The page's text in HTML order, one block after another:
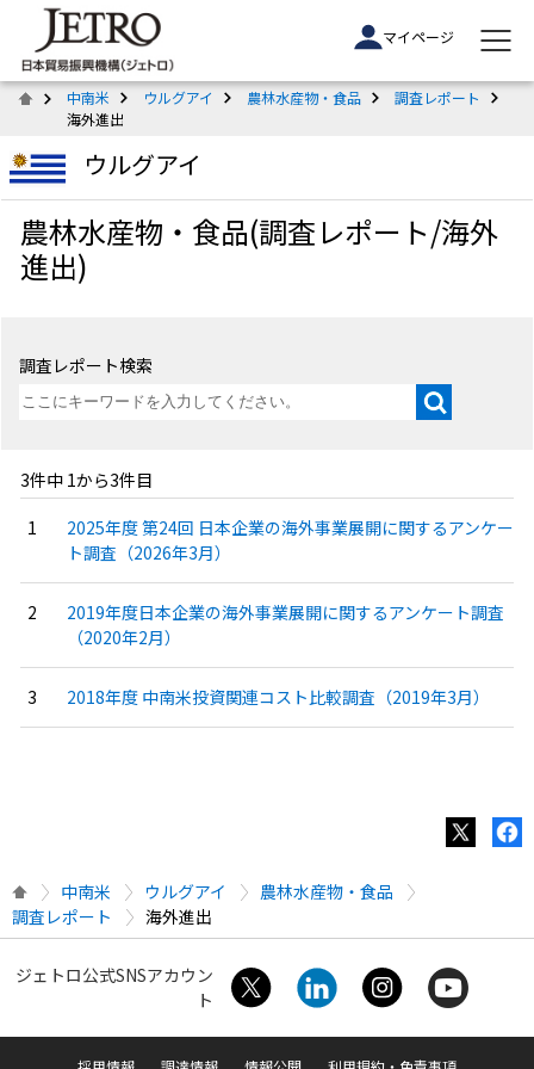
マイページ
中南米 ウルグアイ 農林水産物・食品
調査レポート
海外進出
ウルグアイ
農林水産物・食品(調査レポート/海外
進出)
調査レポート検索
3件中 1から3件目
2025年度 第24回 日本企業の海外事業展開に関するアンケー
ト調査（2026年3月）
2019年度日本企業の海外事業展開に関するアンケート調査
（2020年2月）
2018年度 中南米投資関連コスト比較調査（2019年3月）
中南米 ウルグアイ
農林水産物・食品
調査レポート
海外進出
ジェトロ公式SNSアカウン
ト